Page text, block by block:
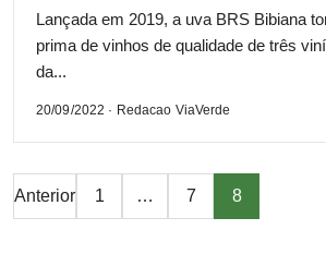
Lançada em 2019, a uva BRS Bibiana
prima de vinhos de qualidade de três
da...
20/09/2022 · Redacao ViaVerde
Paginação
Anterior 1 … 7 8